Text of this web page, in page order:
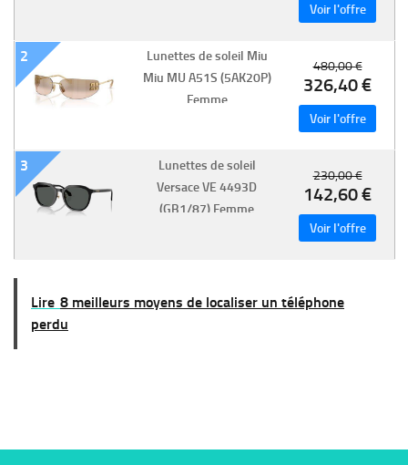
2
Lunettes de soleil Miu
Miu MU A51S (5AK20P)
Femme
480,00 €
326,40 €
3
Lunettes de soleil
Versace VE 4493D
(GB1/87) Femme
230,00 €
142,60 €
Lire 8 meilleurs moyens de localiser un téléphone
perdu